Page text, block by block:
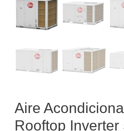
Aire
Rooftop Inverter